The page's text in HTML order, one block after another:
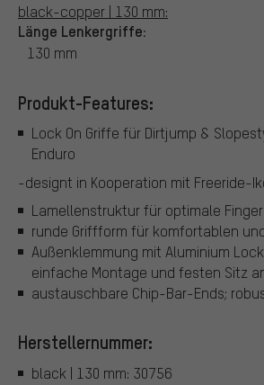
black-copper | 130 mm:
Länge Lenkergriffe:
130 mm
Produkt-Features:
Lock On Griffe für Dirtjump &
Enduro
-designt in Kooperation mit Freeride-
Lamellenstruktur für optimale
runde Griffform für komfortablen
Außenklemmung mit Aluminium
einfache Montage und festen Sitz
austauschbare Chip-Bar-Ends;
Herstellernummer:
black | 130 mm: 30756